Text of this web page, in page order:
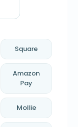
Square
Amazon
Pay
Mollie